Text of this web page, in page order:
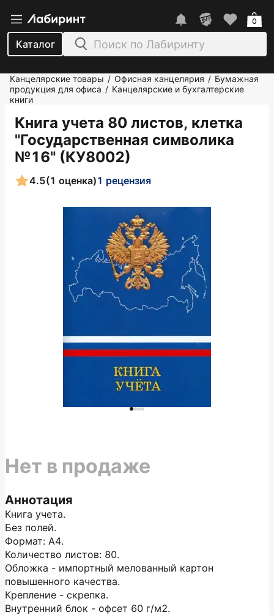
Каталог
0
Канцелярские товары / Офисная канцелярия / Бумажная
продукция для офиса / Канцелярские и бухгалтерские
книги
Книга учета 80 листов, клетка
"Государственная символика
№16" (КУ8002)
4.5(1 оценка)1 рецензия
Аннотация
Книга учета.
Без полей.
Формат: А4.
Количество листов: 80.
Обложка - импортный мелованный картон
повышенного качества.
Крепление - скрепка.
Внутренний блок - офсет 60 г/м2.
Нет в продаже